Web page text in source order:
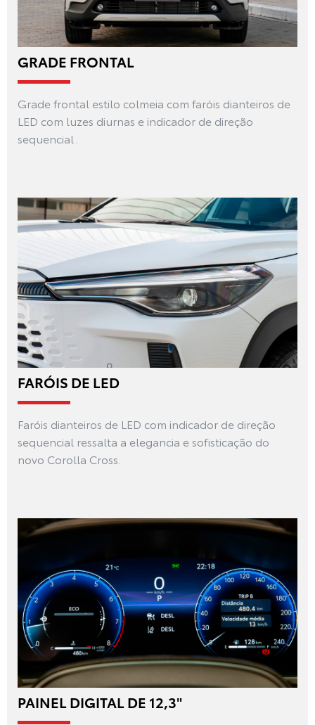
GRADE FRONTAL
Grade frontal estilo colmeia com faróis dianteiros de
LED com luzes diurnas e indicador de direção
sequencial.
FARÓIS DE LED
Faróis dianteiros de LED com indicador de direção
sequencial ressalta a elegancia e sofisticação do
novo Corolla Cross.
PAINEL DIGITAL DE 12,3"